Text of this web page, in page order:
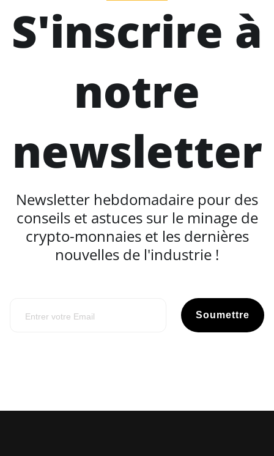
S'inscrire à
notre
newsletter
Newsletter hebdomadaire pour des
conseils et astuces sur le minage de
crypto-monnaies et les dernières
nouvelles de l'industrie !
Soumettre